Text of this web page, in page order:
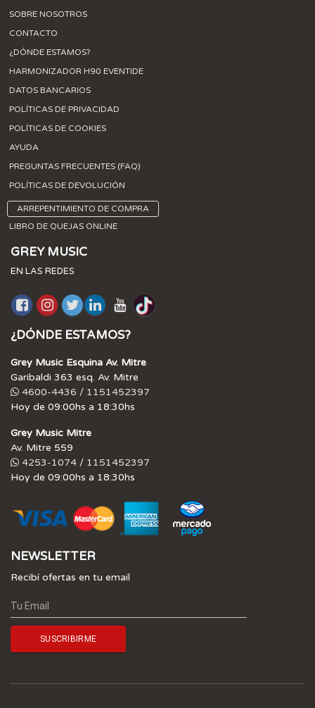
SOBRE NOSOTROS
CONTACTO
¿DÓNDE ESTAMOS?
HARMONIZADOR H90 EVENTIDE
DATOS BANCARIOS
POLÍTICAS DE PRIVACIDAD
POLÍTICAS DE COOKIES
AYUDA
PREGUNTAS FRECUENTES (FAQ)
POLÍTICAS DE DEVOLUCIÓN
ARREPENTIMIENTO DE COMPRA
LIBRO DE QUEJAS ONLINE
GREY MUSIC
EN LAS REDES
¿DÓNDE ESTAMOS?
Grey Music Esquina Av. Mitre
Garibaldi 363 esq. Av. Mitre
4600-4436 / 1151452397
Hoy de 09:00hs a 18:30hs
Grey Music Mitre
Av. Mitre 559
4253-1074 / 1151452397
Hoy de 09:00hs a 18:30hs
NEWSLETTER
Recibí ofertas en tu email